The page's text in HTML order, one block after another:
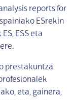
reports for
ESrekin
ESS eta
prestakuntza
eta, gainera,